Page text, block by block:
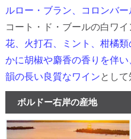
ルロー・ブラン、コロンバー
コート・ド・ブールの白ワイ
花、火打石、ミント、柑橘
かに胡椒や麝香の香りを伴
韻の長い良質なワインとして
ボルドー右岸の産地